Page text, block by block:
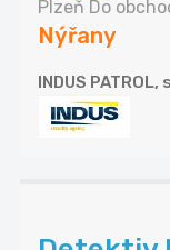
Plzeň Do
Nýřany
INDUS PATROL,